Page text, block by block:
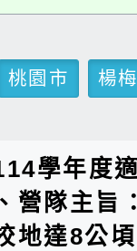
桃園市
楊
學年度
營隊主旨
地達8公